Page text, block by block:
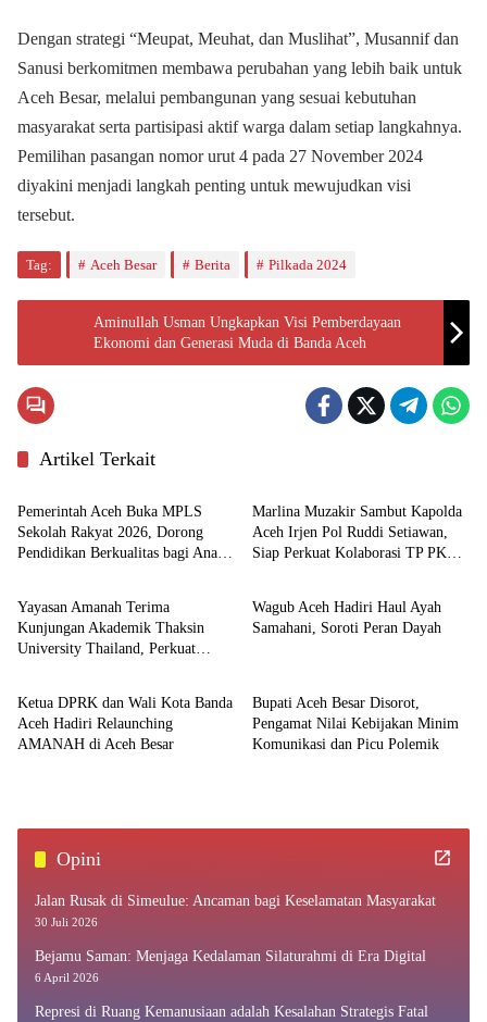
Dengan strategi “Meupat, Meuhat, dan Muslihat”, Musannif dan
Sanusi berkomitmen membawa perubahan yang lebih baik untuk
Aceh Besar, melalui pembangunan yang sesuai kebutuhan
masyarakat serta partisipasi aktif warga dalam setiap langkahnya.
Pemilihan pasangan nomor urut 4 pada 27 November 2024
diyakini menjadi langkah penting untuk mewujudkan visi
tersebut.
Tag: Aceh Besar Berita Pilkada 2024
Aminullah Usman Ungkapkan Visi Pemberdayaan
Ekonomi dan Generasi Muda di Banda Aceh
Artikel Terkait
Pemerintahan
Pemerintah Aceh Buka MPLS
Sekolah Rakyat 2026, Dorong
Pendidikan Berkualitas bagi Anak
Marlina Muzakir Sambut Kapolda
Aceh Irjen Pol Ruddi Setiawan,
Siap Perkuat Kolaborasi TP PKK
Aceh
Yayasan Amanah Terima
Kunjungan Akademik Thaksin
University Thailand, Perkuat
Aceh
Wagub Aceh Hadiri Haul Ayah
Samahani, Soroti Peran Dayah
Ekonomi
Ketua DPRK dan Wali Kota Banda
Aceh Hadiri Relaunching
AMANAH di Aceh Besar
Bupati Aceh Besar Disorot,
Pengamat Nilai Kebijakan Minim
Komunikasi dan Picu Polemik
Opini
Jalan Rusak di Simeulue: Ancaman bagi Keselamatan Masyarakat
30 Juli 2026
Bejamu Saman: Menjaga Kedalaman Silaturahmi di Era Digital
6 April 2026
Represi di Ruang Kemanusiaan adalah Kesalahan Strategis Fatal